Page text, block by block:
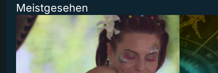
Meistgesehen